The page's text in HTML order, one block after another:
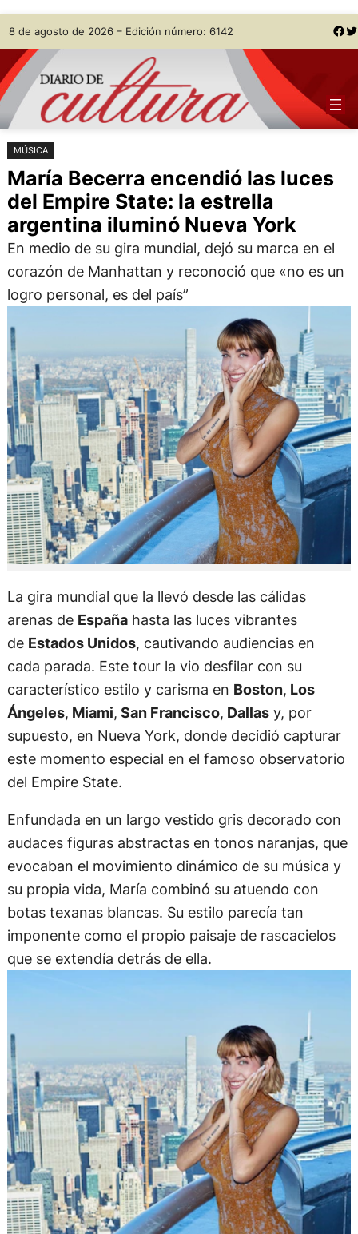
Saltar
al
contenido
Skip
to
content
8 de agosto de 2026 – Edición número: 6142 Facebook Twitter
MÚSICA
María Becerra encendió las luces
del Empire State: la estrella
argentina iluminó Nueva York
En medio de su gira mundial, dejó su marca en el
corazón de Manhattan y reconoció que «no es un
logro personal, es del país”
La gira mundial que la llevó desde las cálidas
arenas de Españahasta las luces vibrantes
de Estados Unidos, cautivando audiencias en
cada parada. Este tour la vio desfilar con su
característico estilo y carisma en Boston, Los
Ángeles, Miami, San Francisco, Dallasy, por
supuesto, en Nueva York, donde decidió capturar
este momento especial en el famoso observatorio
del Empire State.
Enfundada en un largo vestido gris decorado con
audaces figuras abstractas en tonos naranjas, que
evocaban el movimiento dinámico de su música y
su propia vida, María combinó su atuendo con
botas texanas blancas. Su estilo parecía tan
imponente como el propio paisaje de rascacielos
que se extendía detrás de ella.